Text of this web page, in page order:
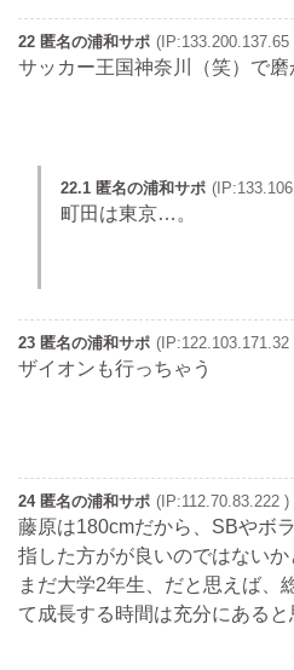
22 匿名の浦和サポ (IP:133.200.137.65
サッカー王国神奈川（笑）で磨
22.1 匿名の浦和サポ
町田は東京…。
23 匿名の浦和サポ (IP:122.103.171.32
ザイオンも行っちゃう
24 匿名の浦和サポ (IP:112.70.83.222 )
藤原は180cmだから、SBやボ
指した方がが良いのではないか
まだ大学2年生、だと思えば、
て成長する時間は充分にあると